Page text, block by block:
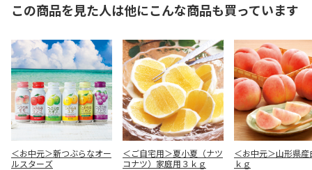
この商品を見た人は他にこんな商品も買っています
＜お中元＞新つぶらなオー
ルスターズ
＜ご自宅用＞夏小夏（ナツ
コナツ）家庭用３ｋｇ
＜お中元＞山形県産
ｋｇ